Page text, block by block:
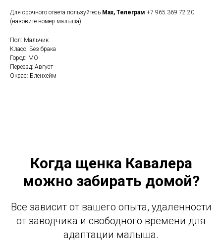
Для срочного ответа пользуйтесь Мax, Телеграм +7 965 369 72 20
(назовите номер малыша).
Пол: Мальчик
Класс: Без брака
Город: МО
Переезд: Август
Окрас: Бленхейм
Когда щенка Кавалера
можно забирать домой?
Все зависит от вашего опыта, удаленности
от заводчика и свободного времени для
адаптации малыша.